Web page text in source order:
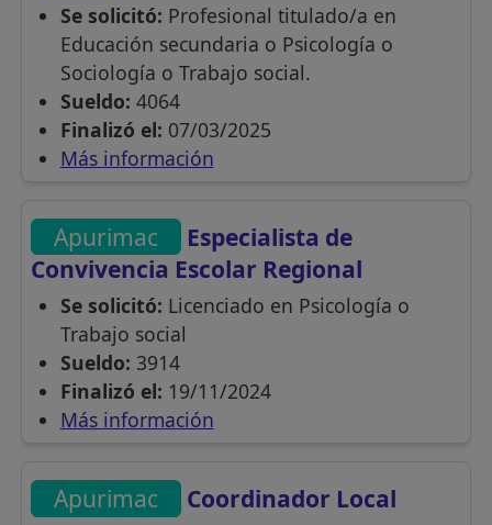
Se solicitó: Profesional titulado/a en
Educación secundaria o Psicología o
Sociología o Trabajo social.
Sueldo: 4064
Finalizó el: 07/03/2025
Más información
Apurimac
Especialista de
Convivencia Escolar Regional
Se solicitó: Licenciado en Psicología o
Trabajo social
Sueldo: 3914
Finalizó el: 19/11/2024
Más información
Apurimac Coordinador Local